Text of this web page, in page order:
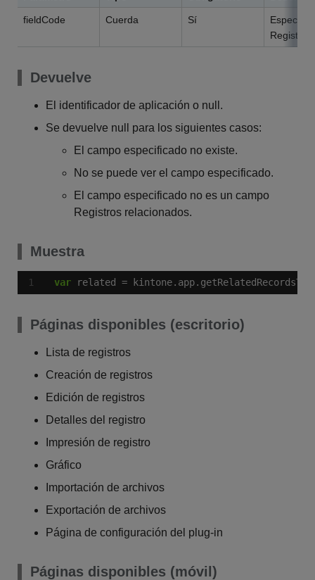
fieldCode Cuerda Sí
Devuelve
El identificador de aplicación o null.
Se devuelve null para los siguientes casos:
El campo especificado no existe.
No se puede ver el campo especificado.
El campo especificado no es un campo
Registros relacionados.
Muestra
var related =
Páginas disponibles (escritorio)
Lista de registros
Creación de registros
Edición de registros
Detalles del registro
Impresión de registro
Gráfico
Importación de archivos
Exportación de archivos
Página de configuración del plug-in
Páginas disponibles (móvil)